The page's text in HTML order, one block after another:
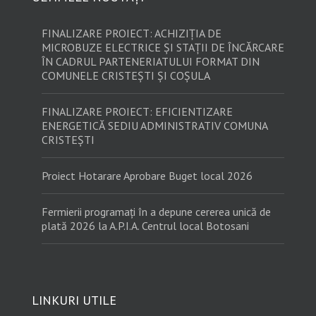
FINALIZARE PROIECT: ACHIZIȚIA DE
MICROBUZE ELECTRICE ȘI STAȚII DE ÎNCĂRCARE
ÎN CADRUL PARTENERIATULUI FORMAT DIN
COMUNELE CRISTEȘTI ȘI COȘULA
FINALIZARE PROIECT: EFICIENTIZARE
ENERGETICĂ SEDIU ADMINISTRATIV COMUNA
CRISTEȘTI
Proiect Hotarare Aprobare Buget local 2026
Fermierii programați în a depune cererea unică de
plată 2026 la A.P.I.A. Centrul local Botosani
LINKURI UTILE